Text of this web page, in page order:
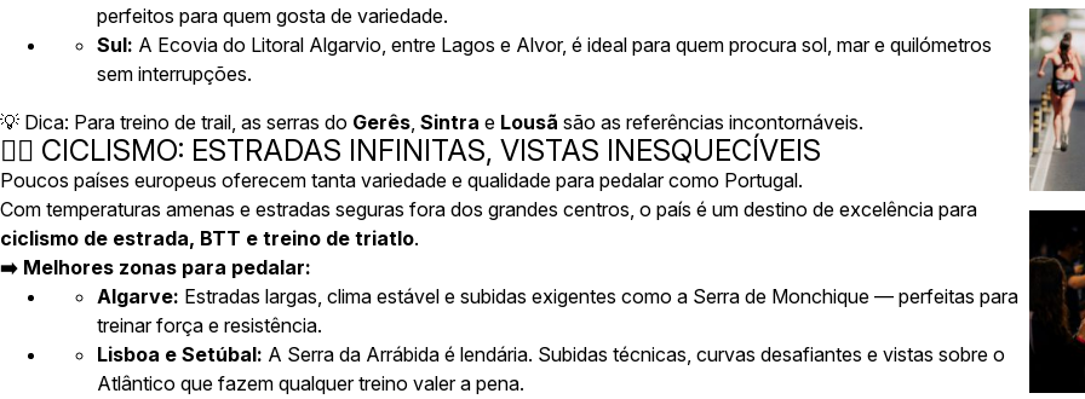
perfeitos para quem gosta de variedade.
Sul: A Ecovia do Litoral Algarvio, entre Lagos e Alvor, é ideal para quem procura sol, mar e quilómetros
sem interrupções.
💡 Dica: Para treino de trail, as serras do Gerês, Sintra e Lousã são as referências incontornáveis.
🚴‍♂️ CICLISMO: ESTRADAS INFINITAS, VISTAS INESQUECÍVEIS
Poucos países europeus oferecem tanta variedade e qualidade para pedalar como Portugal.
Com temperaturas amenas e estradas seguras fora dos grandes centros, o país é um destino de excelência para
ciclismo de estrada, BTT e treino de triatlo.
➡️ Melhores zonas para pedalar:
Algarve: Estradas largas, clima estável e subidas exigentes como a Serra de Monchique — perfeitas para
treinar força e resistência.
Lisboa e Setúbal: A Serra da Arrábida é lendária. Subidas técnicas, curvas desafiantes e vistas sobre o
Atlântico que fazem qualquer treino valer a pena.